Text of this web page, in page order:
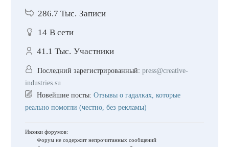
286.7 Тыс. Записи
14 В сети
41.1 Тыс. Участники
Последний зарегистрированный: press@creative-
industries.su
Новейшие посты: Отзывы о гадалках, которые
реально помогли (честно, без рекламы)
Иконки форумов:
Форум не содержит непрочитанных сообщений